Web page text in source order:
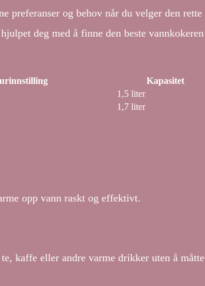
preferanser og behov når du velger den rette
deg med å finne den beste vannkokeren
Kapasitet
1,5 liter
1,7 liter
opp vann raskt og effektivt.
kaffe eller andre varme drikker uten å måtte